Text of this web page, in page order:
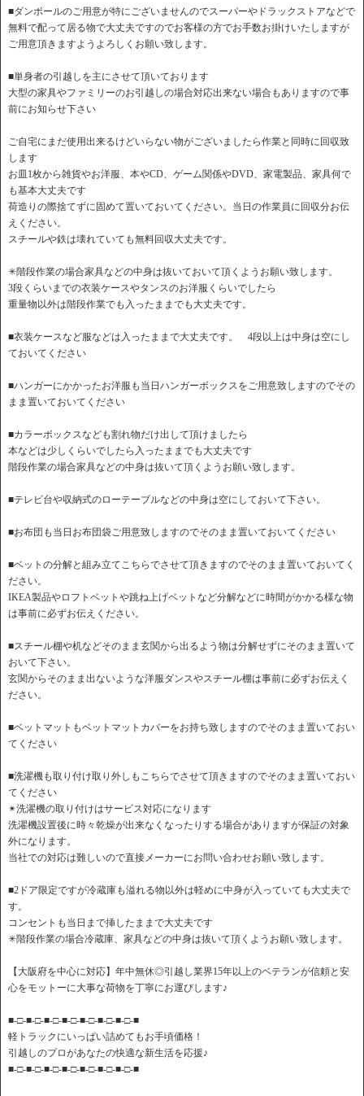
■ダンボールのご用意が特にございませんのでスーパーやドラックストアなどで
無料で配って居る物で大丈夫ですのでお客様の方でお手数お掛けいたしますが
ご用意頂きますようよろしくお願い致します。
■単身者の引越しを主にさせて頂いております
大型の家具やファミリーのお引越しの場合対応出来ない場合もありますので事
前にお知らせ下さい
ご自宅にまだ使用出来るけどいらない物がございましたら作業と同時に回収致
します
お皿1枚から雑貨やお洋服、本やCD、ゲーム関係やDVD、家電製品、家具何で
も基本大丈夫です
荷造りの際捨てずに固めて置いておいてください。当日の作業員に回収分お伝
えください。
スチールや鉄は壊れていても無料回収大丈夫です。
✳︎階段作業の場合家具などの中身は抜いておいて頂くようお願い致します。
3段くらいまでの衣装ケースやタンスのお洋服くらいでしたら
重量物以外は階段作業でも入ったままでも大丈夫です。
■衣装ケースなど服などは入ったままで大丈夫です。 4段以上は中身は空にし
ておいてください
■ハンガーにかかったお洋服も当日ハンガーボックスをご用意致しますのでその
まま置いておいてください
■カラーボックスなども割れ物だけ出して頂けましたら
本などは少しくらいでしたら入ったままでも大丈夫です
階段作業の場合家具などの中身は抜いて頂くようお願い致します。
■テレビ台や収納式のローテーブルなどの中身は空にしておいて下さい。
■お布団も当日お布団袋ご用意致しますのでそのまま置いておいてください
■ベットの分解と組み立てこちらでさせて頂きますのでそのまま置いておいてく
ださい。
IKEA製品やロフトベットや跳ね上げベットなど分解などに時間がかかる様な物
は事前に必ずお伝えください。
■スチール棚や机などそのまま玄関から出るよう物は分解せずにそのまま置いて
おいて下さい。
玄関からそのまま出ないような洋服ダンスやスチール棚は事前に必ずお伝えく
ださい。
■ベットマットもベットマットカバーをお持ち致しますのでそのまま置いておい
てください
■洗濯機も取り付け取り外しもこちらでさせて頂きますのでそのまま置いておい
てください
✴︎洗濯機の取り付けはサービス対応になります
洗濯機設置後に時々乾燥が出来なくなったりする場合がありますが保証の対象
外になります。
当社での対応は難しいので直接メーカーにお問い合わせお願い致します。
■2ドア限定ですが冷蔵庫も溢れる物以外は軽めに中身が入っていても大丈夫で
す。
コンセントも当日まで挿したままで大丈夫です
✳︎階段作業の場合冷蔵庫、家具などの中身は抜いて頂くようお願い致します。
【大阪府を中心に対応】年中無休◎引越し業界15年以上のベテランが信頼と安
心をモットーに大事な荷物を丁寧にお運びします♪
■-□-■-□-■-□-■-□-■-□-■-□-■-□-■
軽トラックにいっぱい詰めてもお手頃価格！
引越しのプロがあなたの快適な新生活を応援♪
■-□-■-□-■-□-■-□-■-□-■-□-■-□-■